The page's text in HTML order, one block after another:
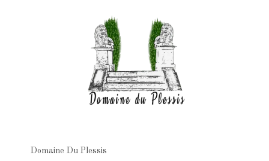
Domaine Du Plessis